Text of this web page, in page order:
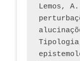
Lemos,